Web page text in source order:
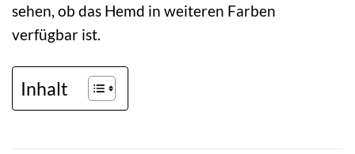
sehen, ob das Hemd in weiteren Farben
verfügbar ist.
Inhalt